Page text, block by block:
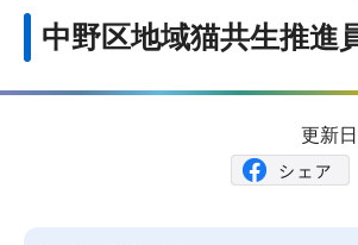
頭
中野区地域猫共生推進
更新